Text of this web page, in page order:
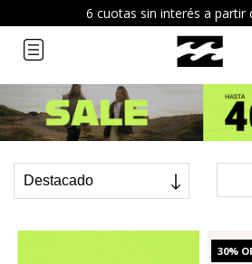
Mujer12 cuotas sin interés a partir
30%